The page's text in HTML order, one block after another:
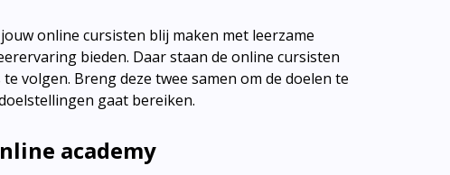
online cursisten blij maken met leerzame
bieden. Daar staan de online cursisten
volgen. Breng deze twee samen om de doelen te
gaat bereiken.
academy